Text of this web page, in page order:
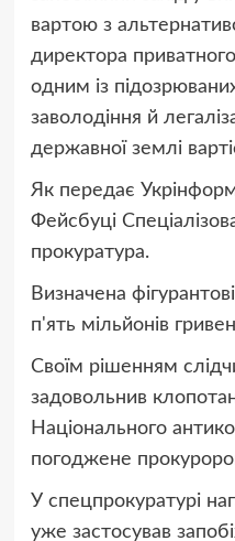
вартою з
директора
одним із
заволодіння й
державної землі
Як передає
Фейсбуці
прокуратура.
Визначена
п'ять мільйонів
Своїм рішенням
задовольнив
Національного
погоджене
У спецпрокуратурі
уже застосував